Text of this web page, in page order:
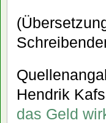
Hendrik
das Geld